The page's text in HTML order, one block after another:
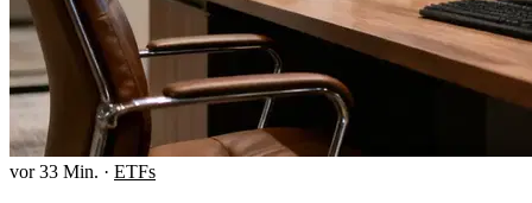
vor 33 Min. · ETFs